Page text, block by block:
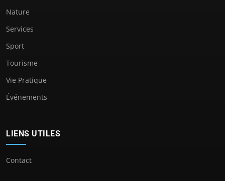
Nature
Services
Sport
Tourisme
Vie Pratique
Événements
LIENS UTILES
Contact